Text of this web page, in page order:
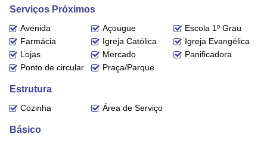
Serviços Próximos
Avenida Açougue
Escola 1º Grau
Farmácia
Igreja Católica
Igreja Evangélica
Lojas
Mercado
Panificadora
Ponto de circular
Praça/Parque
Estrutura
Cozinha Área de Serviço
Básico